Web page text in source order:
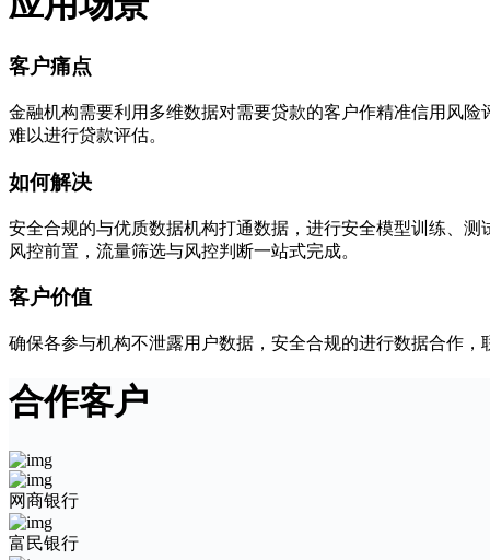
客户痛点
金融机构需要利用多维数据对需要贷款的客户作精准信用风
难以进行贷款评估。
如何解决
安全合规的与优质数据机构打通数据，进行安全模型训练、
风控前置，流量筛选与风控判断一站式完成。
客户价值
确保各参与机构不泄露用户数据，安全合规的进行数据合作
合作客户
网商银行
富民银行